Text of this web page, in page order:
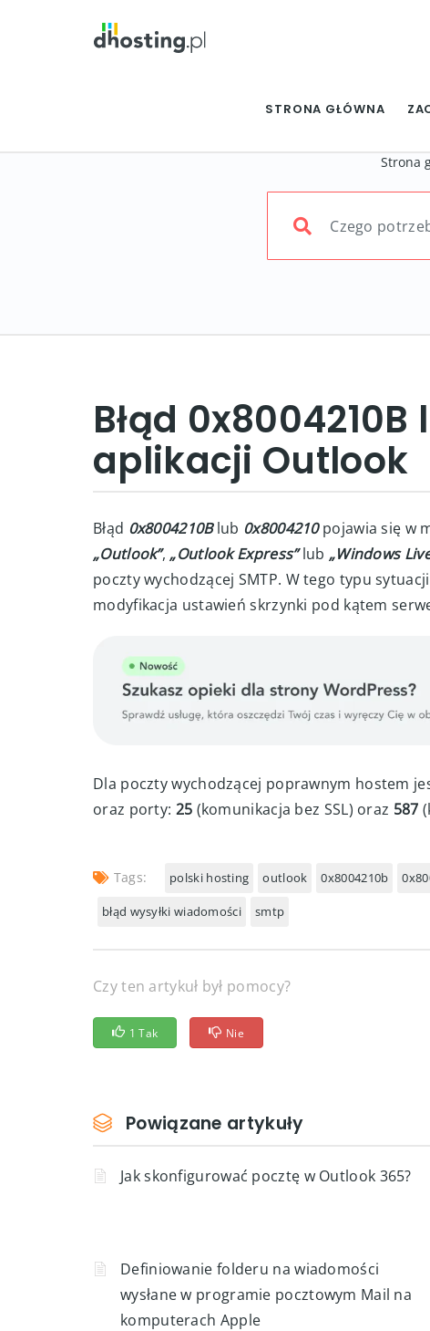
STRONA GŁÓWNA
Strona
Błąd
aplikacji Outlook
Błąd 0x8004210Blub 0x8004210pojawia się w
„Outlook”, „Outlook Express”lub „Windows
poczty wychodzącej SMTP. W tego typu
modyfikacja ustawień skrzynki pod kątem
Dla poczty wychodzącej poprawnym hostem
oraz porty: 25 (komunikacja bez SSL) oraz 587
Tags: polski hosting outlook 0x8004210b
błąd wysyłki wiadomości smtp
Czy ten artykuł był pomocy?
1 Tak Nie
Powiązane artykuły
Jak skonfigurować pocztę w Outlook 365?
Definiowanie folderu na wiadomości
wysłane w programie pocztowym Mail na
komputerach Apple